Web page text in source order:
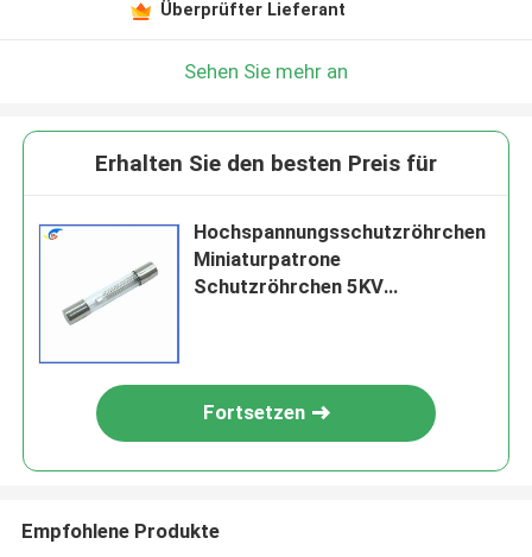
Überprüfter Lieferant
Sehen Sie mehr an
Erhalten Sie den besten Preis für
Hochspannungsschutzröhrchen
Miniaturpatrone
Schutzröhrchen 5KV
Fortsetzen
Empfohlene Produkte